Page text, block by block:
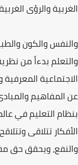
الغربية والرؤى
والنفس والكون
والتعلم بدءاً من
الاجتماعية
عن المفاهيم
بنظام التعليم في
الأفكار تتلاقى
والنفع، ويحقق حق